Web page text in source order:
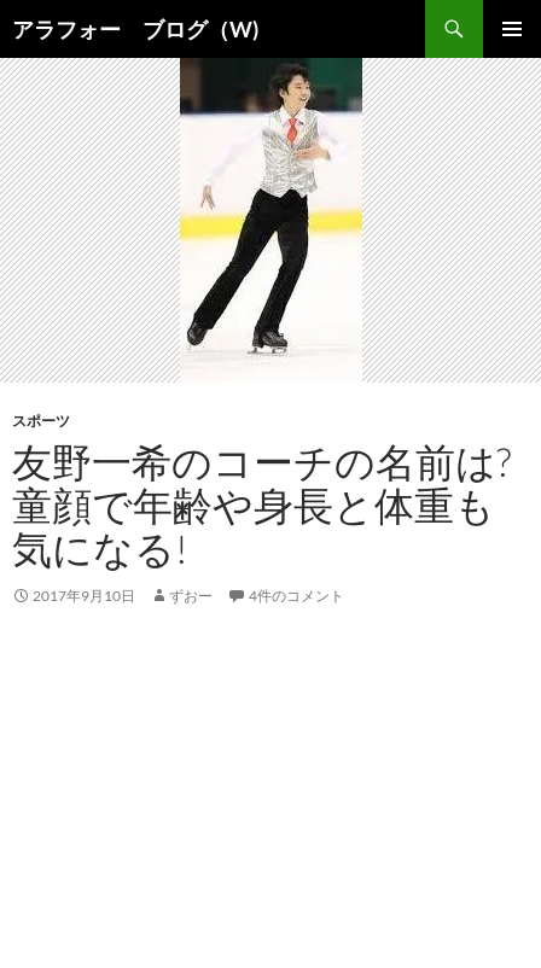
ン
テ
ン
ツ
へ
ス
キ
ッ
プ
アラフォー ブログ（W)
索
メインメ
ニュー
スポーツ
友野一希のコーチの名前は?
童顔で年齢や身長と体重も
気になる!
2017年9月10日 ずおー 4件のコメント